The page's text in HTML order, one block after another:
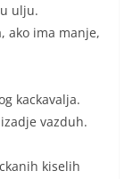
ulju.
ako ima manje,
kackavalja.
vazduh.
kiselih